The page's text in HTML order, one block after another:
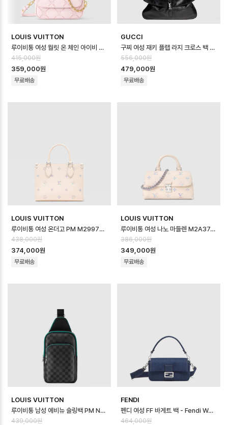
LOUIS VUITTON
루이비통 여성 월릿 온 체인 아이비 백 M29502 - Louis vuitton Women…
415,000원
359,000원
무료배송
GUCCI
구찌 여성 재키 플랩 라지 크로스 백 - Gucci Womens Jackie Flap La…
556,000원
479,000원
무료배송
LOUIS VUITTON
루이비통 여성 온더고 PM M29976 - Louis vuitton Womens On th…
438,000원
374,000원
무료배송
LOUIS VUITTON
루이비통 여성 나노 마들렌 M2A374 - Louis vuitton Womens Nano …
386,000원
349,000원
무료배송
LOUIS VUITTON
루이비통 남성 에비뉴 슬링백 PM N40841 - Louis vuitton Mens Ave…
439,000원
FENDI
펜디 여성 FF 바게트 백 - Fendi Womens FF Baguette Bag - fe…
464,000원